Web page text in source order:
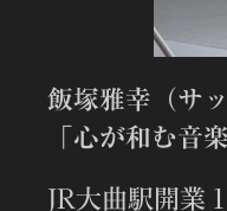
飯塚雅幸（サ
「心が和む音
JR大曲駅開業